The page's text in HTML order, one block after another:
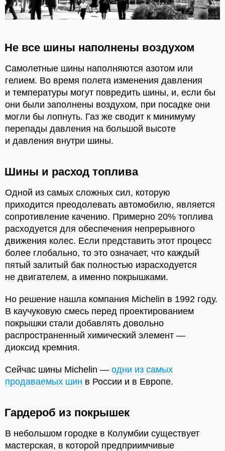
Не все шины наполнены воздухом
Самолетные шины наполняются азотом или
гелием. Во время полета изменения давления
и температуры могут повредить шины, и, если бы
они были заполнены воздухом, при посадке они
могли бы лопнуть. Газ же сводит к минимуму
перепады давления на большой высоте
и давления внутри шины.
Шины и расход топлива
Одной из самых сложных сил, которую
приходится преодолевать автомобилю, является
сопротивление качению. Примерно 20% топлива
расходуется для обеспечения непрерывного
движения колес. Если представить этот процесс
более глобально, то это означает, что каждый
пятый залитый бак полностью израсходуется
не двигателем, а именно покрышками.
Но решение нашла компания Michelin в 1992 году.
В каучуковую смесь перед проектированием
покрышки стали добавлять довольно
распространенный химический элемент —
диоксид кремния.
Сейчас шины Michelin — одни из самых
продаваемых шин в России и в Европе.
Гардероб из покрышек
В небольшом городке в Колумбии существует
мастерская, в которой предприимчивые